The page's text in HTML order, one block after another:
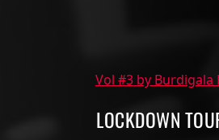
Vol #3 by Burdigala
LOCKDOWN